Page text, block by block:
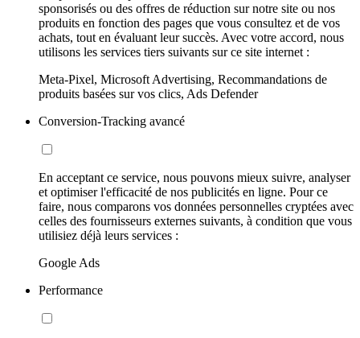
sponsorisés ou des offres de réduction sur notre site ou nos
produits en fonction des pages que vous consultez et de vos
achats, tout en évaluant leur succès. Avec votre accord, nous
utilisons les services tiers suivants sur ce site internet :
Meta-Pixel, Microsoft Advertising, Recommandations de
produits basées sur vos clics, Ads Defender
Conversion-Tracking avancé
En acceptant ce service, nous pouvons mieux suivre, analyser
et optimiser l'efficacité de nos publicités en ligne. Pour ce
faire, nous comparons vos données personnelles cryptées avec
celles des fournisseurs externes suivants, à condition que vous
utilisiez déjà leurs services :
Google Ads
Performance